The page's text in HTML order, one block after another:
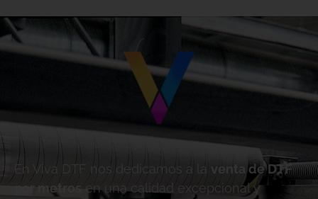
En Viva DTF nos dedicamos a la
venta de DTF
por metros
en una calidad excepcional y